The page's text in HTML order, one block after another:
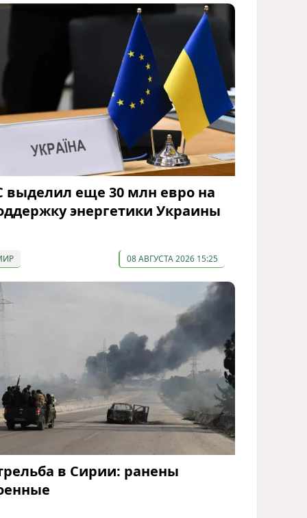
выделил еще 30 млн евро на
энергетики Украины
08 АВГУСТА 2026 15:25
в Сирии: ранены